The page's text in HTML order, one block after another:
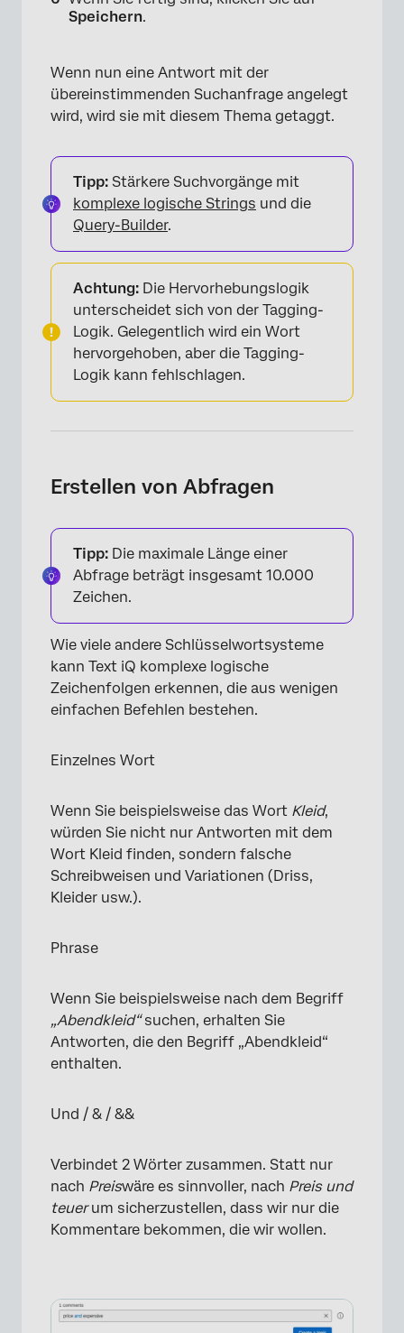
×
Speichern.
Wenn nun eine Antwort mit der
übereinstimmenden Suchanfrage angelegt
wird, wird sie mit diesem Thema getaggt.
Tipp: Stärkere Suchvorgänge mit
komplexe logische Strings und die
Query-Builder.
Achtung: Die Hervorhebungslogik
unterscheidet sich von der Tagging-
Logik. Gelegentlich wird ein Wort
hervorgehoben, aber die Tagging-
Logik kann fehlschlagen.
Erstellen von Abfragen
Tipp: Die maximale Länge einer
Abfrage beträgt insgesamt 10.000
Zeichen.
Wie viele andere Schlüsselwortsysteme
kann Text iQ komplexe logische
Zeichenfolgen erkennen, die aus wenigen
einfachen Befehlen bestehen.
Einzelnes Wort
Wenn Sie beispielsweise das Wort Kleid,
würden Sie nicht nur Antworten mit dem
Wort Kleid finden, sondern falsche
Schreibweisen und Variationen (Driss,
Kleider usw.).
Phrase
Wenn Sie beispielsweise nach dem Begriff
„Abendkleid“suchen, erhalten Sie
Antworten, die den Begriff „Abendkleid“
enthalten.
Und / & / &&
Verbindet 2 Wörter zusammen. Statt nur
nach Preiswäre es sinnvoller, nach Preis und
teuerum sicherzustellen, dass wir nur die
Kommentare bekommen, die wir wollen.